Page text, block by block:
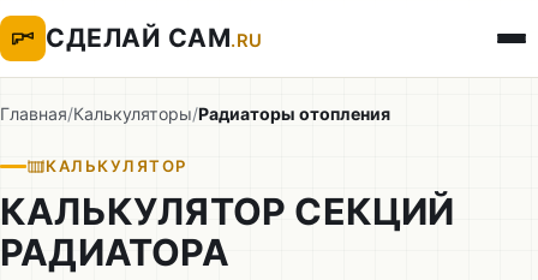
СДЕЛАЙ САМ.RU
Главная/Калькуляторы/Радиаторы отопления
КАЛЬКУЛЯТОР
КАЛЬКУЛЯТОР СЕКЦИЙ
РАДИАТОРА